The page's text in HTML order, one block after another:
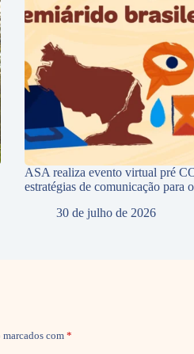
ASA realiza evento virtual pré
estratégias de comunicação para
30 de julho de 2026
com *